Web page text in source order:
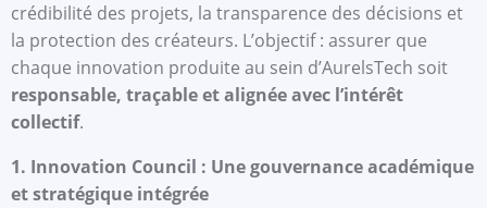
crédibilité des projets, la transparence des décisions et
la protection des créateurs. L’objectif : assurer que
chaque innovation produite au sein d’AurelsTech soit
responsable, traçable et alignée avec l’intérêt
collectif.
1. Innovation Council : Une gouvernance académique
et stratégique intégrée